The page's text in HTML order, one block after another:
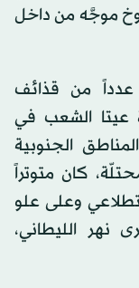
موجَّه من داخل
عدداً من قذائف
عيتا الشعب في
الجنوبية
كان متوتراً
وعلى علو
الليطاني،